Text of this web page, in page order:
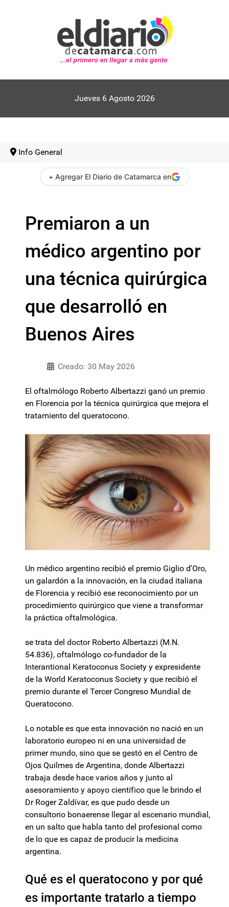
Jueves 6 Agosto 2026
Info General
+ Agregar El Diario de Catamarca en
Premiaron a un
médico argentino por
una técnica quirúrgica
que desarrolló en
Buenos Aires
Creado: 30 May 2026
El oftalmólogo Roberto Albertazzi ganó un premio
en Florencia por la técnica quirúrgica que mejora el
tratamiento del queratocono.
Un médico argentino recibió el premio Giglio d'Oro,
un galardón a la innovación, en la ciudad italiana
de Florencia y recibió ese reconocimiento por un
procedimiento quirúrgico que viene a transformar
la práctica oftalmológica.
se trata del doctor Roberto Albertazzi (M.N.
54.836), oftalmólogo co-fundador de la
Interantional Keratoconus Society y expresidente
de la World Keratoconus Society y que recibió el
premio durante el Tercer Congreso Mundial de
Queratocono.
Lo notable es que esta innovación no nació en un
laboratorio europeo ni en una universidad de
primer mundo, sino que se gestó en el Centro de
Ojos Quilmes de Argentina, donde Albertazzi
trabaja desde hace varios años y junto al
asesoramiento y apoyo científico que le brindo el
Dr Roger Zaldívar, es que pudo desde un
consultorio bonaerense llegar al escenario mundial,
en un salto que habla tanto del profesional como
de lo que es capaz de producir la medicina
argentina.
Qué es el queratocono y por qué
es importante tratarlo a tiempo